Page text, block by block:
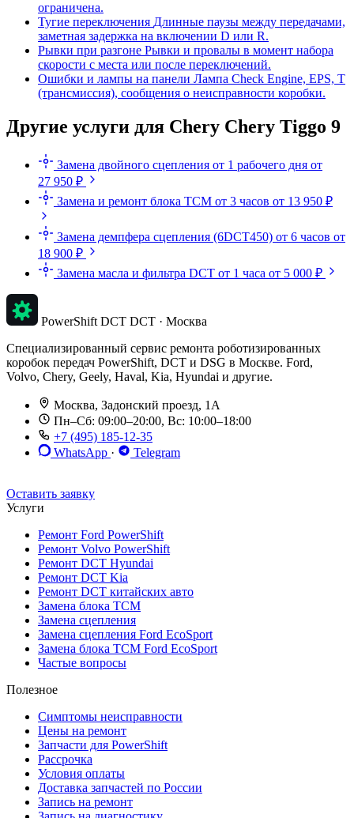
ограничена.
Тугие переключения Длинные паузы между передачами,
заметная задержка на включении D или R.
Рывки при разгоне Рывки и провалы в момент набора
скорости с места или после переключений.
Ошибки и лампы на панели Лампа Check Engine, EPS, T
(трансмиссия), сообщения о неисправности коробки.
Другие услуги для Chery Chery Tiggo 9
Замена двойного сцепления от 1 рабочего дня от
27 950 ₽
Замена и ремонт блока TCM от 3 часов от 13 950 ₽
Замена демпфера сцепления (6DCT450) от 6 часов от
18 900 ₽
Замена масла и фильтра DCT от 1 часа от 5 000 ₽
PowerShift DCT DCT · Москва
Специализированный сервис ремонта роботизированных
коробок передач PowerShift, DCT и DSG в Москве. Ford,
Volvo, Chery, Geely, Haval, Kia, Hyundai и другие.
Москва, Задонский проезд, 1А
Пн–Сб: 09:00–20:00, Вс: 10:00–18:00
+7 (495) 185-12-35
WhatsApp ·
Telegram
Оставить заявку
Услуги
Ремонт Ford PowerShift
Ремонт Volvo PowerShift
Ремонт DCT Hyundai
Ремонт DCT Kia
Ремонт DCT китайских авто
Замена блока TCM
Замена сцепления
Замена сцепления Ford EcoSport
Замена блока TCM Ford EcoSport
Частые вопросы
Полезное
Симптомы неисправности
Цены на ремонт
Запчасти для PowerShift
Рассрочка
Условия оплаты
Доставка запчастей по России
Запись на ремонт